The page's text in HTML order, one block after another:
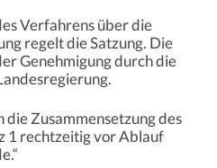
Verfahrens über die
regelt die Satzung. Die
Genehmigung durch die
Zusammensetzung des
1 rechtzeitig vor Ablauf